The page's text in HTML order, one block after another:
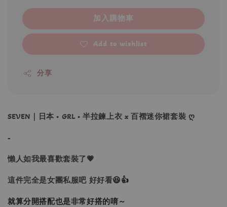
加入購物車
Add to wishlist
分享
SEVEN｜日本 • GRL • 半拉鍊上衣 x 百褶迷你裙套裝 ღ
-
懶人如我最喜歡套裝了💗
這件完全是女團私服吧 好好看😆👍
就算分開搭配也是非常好搭的唷～